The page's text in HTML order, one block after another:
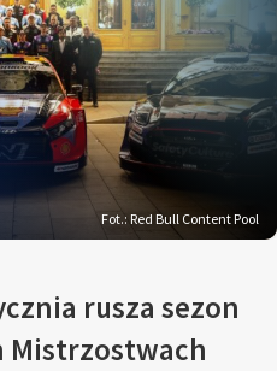
Fot.: Red Bull Content Pool
rusza sezon
Mistrzostwach